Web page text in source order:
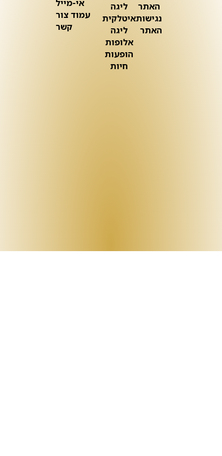
האתר
נגישות
האתר
ליגה
איטלקית
ליגה
אלופות
הופעות
חיות
אי-מייל
עמוד צור
קשר